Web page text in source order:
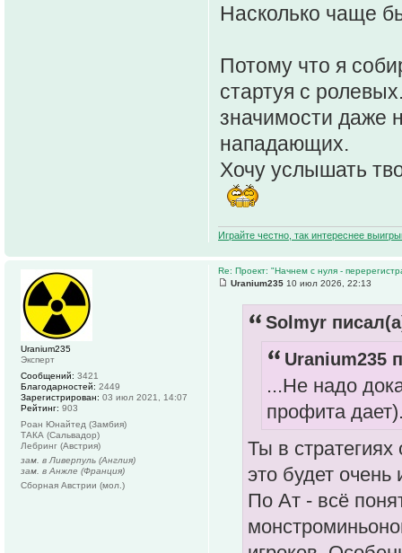
Насколько чаще
Потому что я
стартуя с
значимости даже
нападающих.
Хочу услышать
Играйте честно, так интереснее
Re: Проект: "Начнем с нуля -
Uranium235 10 июл 2026, 22:13
Solmyr
Uranium235
...Не надо
профита
Ты в
это будет очень
По Ат - всё
Uranium235
Эксперт
Сообщений: 3421
Благодарностей: 2449
Зарегистрирован: 03 июл 2021, 14:07
Рейтинг: 903
Роан Юнайтед (Замбия)
ТАКА (Сальвадор)
Лебринг (Австрия)
зам. в Ливерпуль (Англия)
зам. в Анжле (Франция)
Сборная Австрии (мол.)